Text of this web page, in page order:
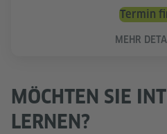
Termin
MEHR
MÖCHTEN SIE
LERNEN?